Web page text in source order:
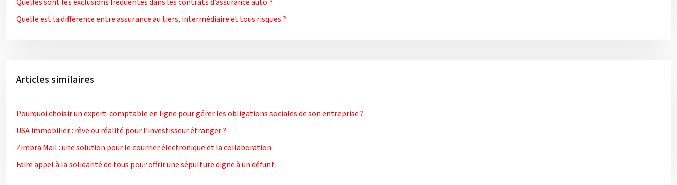
Quelle est la différence entre assurance au tiers, intermédiaire et tous risques ?
Articles similaires
Pourquoi choisir un expert-comptable en ligne pour gérer les obligations sociales de son entreprise ?
USA immobilier : rêve ou réalité pour l’investisseur étranger ?
Zimbra Mail : une solution pour le courrier électronique et la collaboration
Faire appel à la solidarité de tous pour offrir une sépulture digne à un défunt